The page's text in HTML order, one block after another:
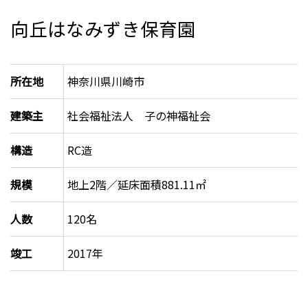
向丘はなみずき保育園
所在地 神奈川県川崎市
建築主 社会福祉法人 子の神福祉会
構造 RC造
規模 地上2階／延床面積881.11㎡
人数 120名
竣工 2017年